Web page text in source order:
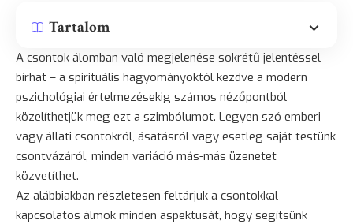
Tartalom
A csontok álomban való megjelenése sokrétű jelentéssel
bírhat – a spirituális hagyományoktól kezdve a modern
pszichológiai értelmezésekig számos nézőpontból
közelíthetjük meg ezt a szimbólumot. Legyen szó emberi
vagy állati csontokról, ásatásról vagy esetleg saját testünk
csontvázáról, minden variáció más-más üzenetet
közvetíthet.
Az alábbiakban részletesen feltárjuk a csontokkal
kapcsolatos álmok minden aspektusát, hogy segítsünk